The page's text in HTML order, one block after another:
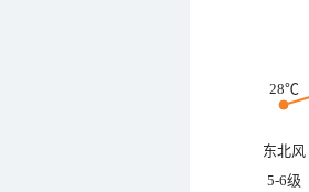
28℃
东北风
5-6级